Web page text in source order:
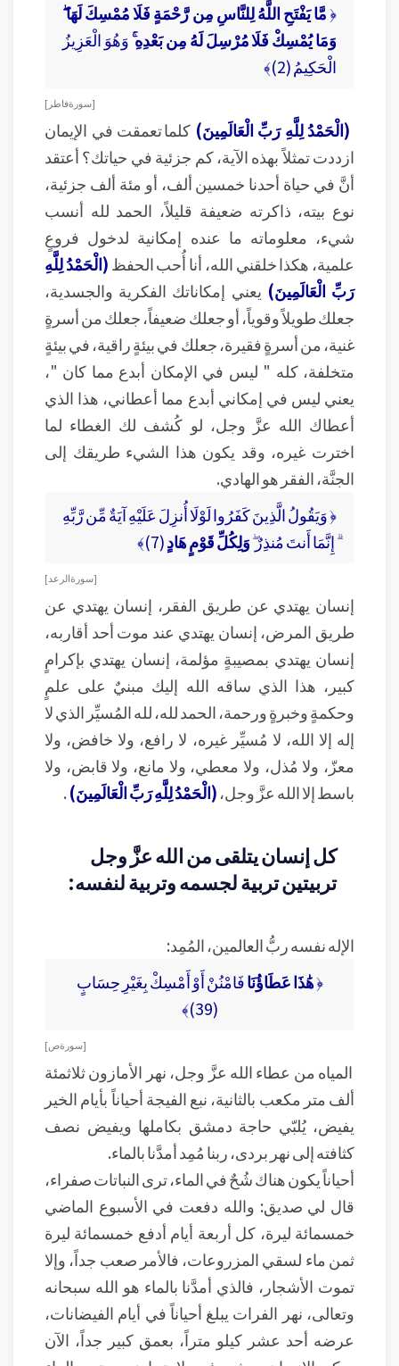
﴿مَّا يَفْتَحِ اللَّهُ لِلنَّاسِ مِن رَّحْمَةٍ فَلَا مُمْسِكَ لَهَا ۖ
وَمَا يُمْسِكْ فَلَا مُرْسِلَ لَهُ مِن بَعْدِهِ ۚوَهُوَ الْعَزِيزُ
الْحَكِيمُ (2)﴾
[ سورة فاطر ]
(الْحَمْدُ لِلَّهِ رَبِّ الْعَالَمِينَ) كلما تعمقت في الإيمان
ازددت تمثلاً بهذه الآية، كم جزئية في حياتك؟ أعتقد
أنَّ في حياة أحدنا خمسين ألف، أو مئة ألف جزئية،
نوع بيته، ذاكرته ضعيفة قليلاً، الحمد لله أنسب
شيء، معلوماته ما عنده إمكانية لدخول فروعٍ
علمية، هكذا خلقني الله، أنا أُحب الحفظ(الْحَمْدُ لِلَّهِ
رَبِّ الْعَالَمِينَ) يعني إمكاناتك الفكرية والجسدية،
جعلك طويلاً وقوياً، أو جعلك ضعيفاً، جعلك من أسرةٍ
غنية، من أسرةٍ فقيرة، جعلك في بيئةٍ راقية، في بيئةٍ
متخلفة، كله " ليس في الإمكان أبدع مما كان "،
يعني ليس في إمكاني أبدع مما أعطاني، هذا الذي
أعطاك الله عزَّ وجل، لو كُشف لك الغطاء لما
اخترت غيره، وقد يكون هذا الشيء طريقك إلى
الجنَّة، الفقر هو الهادي.
﴿ وَيَقُولُ الَّذِينَ كَفَرُوا لَوْلَا أُنزِلَ عَلَيْهِ آيَةٌ مِّن رَّبِّهِ
ۗ إِنَّمَا أَنتَ مُنذِرٌ ۖوَلِكُلِّ قَوْمٍ هَادٍ(7)﴾
[ سورة الرعد ]
إنسان يهتدي عن طريق الفقر، إنسان يهتدي عن
طريق المرض، إنسان يهتدي عند موت أحد أقاربه،
إنسان يهتدي بمصيبةٍ مؤلمة، إنسان يهتدي بإكرامٍ
كبير، هذا الذي ساقه الله إليك مبنيٌ على علمٍ
وحكمةٍ وخبرةٍ ورحمة، الحمد لله، لله المُسيِّر الذي لا
إله إلا الله، لا مُسيِّر غيره، لا رافع، ولا خافض، ولا
معزّ، ولا مُذل، ولا معطي، ولا مانع، ولا قابض، ولا
باسط إلا الله عزَّ وجل،(الْحَمْدُ لِلَّهِ رَبِّ الْعَالَمِينَ).
كل إنسان يتلقى من الله عزَّ وجل
تربيتين تربية لجسمه وتربية لنفسه:
الإله نفسه ربُّ العالمين، المُمِد:
﴿هَٰذَا عَطَاؤُنَافَامْنُنْ أَوْ أَمْسِكْ بِغَيْرِ حِسَابٍ
(39)﴾
[ سورة ص ]
المياه من عطاء الله عزَّ وجل، نهر الأمازون ثلاثمئة
ألف متر مكعب بالثانية، نبع الفيجة أحياناً بأيام الخير
يفيض، يُلبّي حاجة دمشق بكاملها ويفيض نصف
كثافته إلى نهر بردى، ربنا مُمِد أمدَّنا بالماء.
أحياناً يكون هناك شُحٌ في الماء، ترى النباتات صفراء،
قال لي صديق: والله دفعت في الأسبوع الماضي
خمسمائة ليرة، كل أربعة أيام أدفع خمسمائة ليرة
ثمن ماء لسقي المزروعات، فالأمر صعب جداً، وإلا
تموت الأشجار، فالذي أمدَّنا بالماء هو الله سبحانه
وتعالى، نهر الفرات يبلغ أحياناً في أيام الفيضانات،
عرضه أحد عشر كيلو متراً، بعمق كبير جداً، الآن